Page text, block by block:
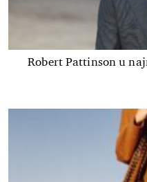
Robert Pattinson u